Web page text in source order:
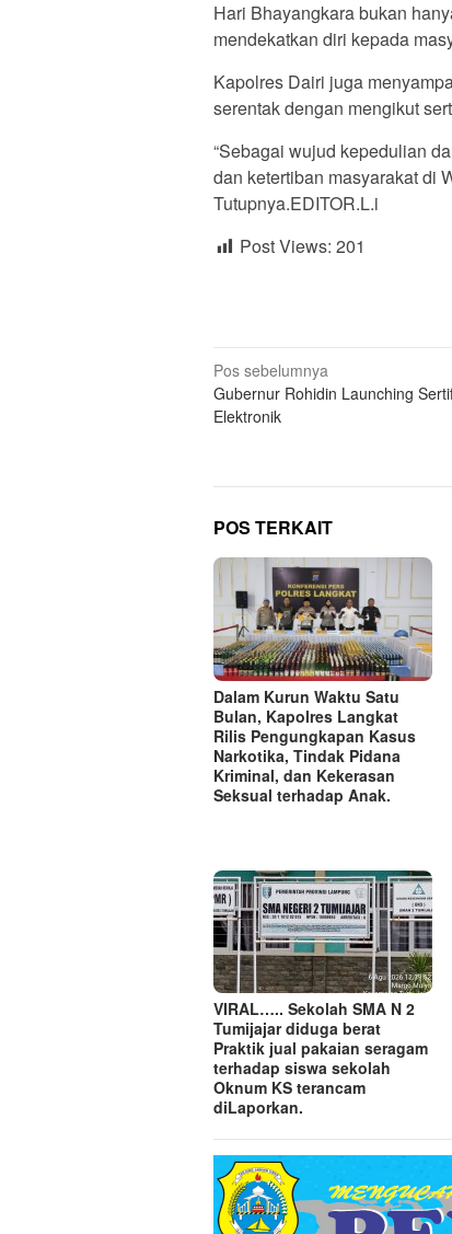
Hari Bhayangkara bukan
mendekatkan diri kepada
Kapolres Dairi juga
serentak dengan mengikut
“Sebagai wujud kepedulian
dan ketertiban masyarakat di
Tutupnya.EDITOR.L.i
Post Views: 201
Navigasi
pos
Pos sebelumnya
Gubernur Rohidin Launching
Elektronik
POS TERKAIT
Dalam Kurun Waktu Satu
Bulan, Kapolres Langkat
Rilis Pengungkapan Kasus
Narkotika, Tindak Pidana
Kriminal, dan Kekerasan
Seksual terhadap Anak.
VIRAL….. Sekolah SMA N 2
Tumijajar diduga berat
Praktik jual pakaian seragam
terhadap siswa sekolah
Oknum KS terancam
diLaporkan.